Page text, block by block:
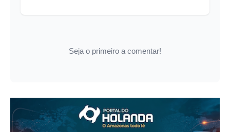
Seja o primeiro a comentar!